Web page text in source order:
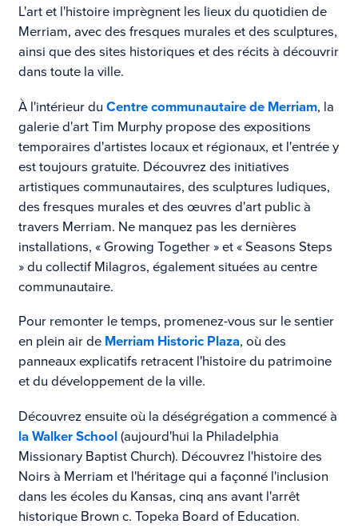
L'art et l'histoire imprègnent les lieux du quotidien de
Merriam, avec des fresques murales et des sculptures,
ainsi que des sites historiques et des récits à découvrir
dans toute la ville.
À l'intérieur du Centre communautaire de Merriam, la
galerie d'art Tim Murphy propose des expositions
temporaires d'artistes locaux et régionaux, et l'entrée y
est toujours gratuite. Découvrez des initiatives
artistiques communautaires, des sculptures ludiques,
des fresques murales et des œuvres d'art public à
travers Merriam. Ne manquez pas les dernières
installations, « Growing Together » et « Seasons Steps
» du collectif Milagros, également situées au centre
communautaire.
Pour remonter le temps, promenez-vous sur le sentier
en plein air de Merriam Historic Plaza, où des
panneaux explicatifs retracent l'histoire du patrimoine
et du développement de la ville.
Découvrez ensuite où la déségrégation a commencé à
la Walker School(aujourd'hui la Philadelphia
Missionary Baptist Church). Découvrez l'histoire des
Noirs à Merriam et l'héritage qui a façonné l'inclusion
dans les écoles du Kansas, cinq ans avant l'arrêt
historique Brown c. Topeka Board of Education.